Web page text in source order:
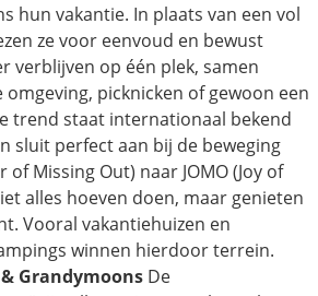
hun vakantie. In plaats van een vol
ze voor eenvoud en bewust
verblijven op één plek, samen
picknicken of gewoon een
trend staat internationaal bekend
sluit perfect aan bij de beweging
of Missing Out) naar JOMO (Joy of
alles hoeven doen, maar genieten
Vooral vakantiehuizen en
winnen hierdoor terrein.
Grandymoons De